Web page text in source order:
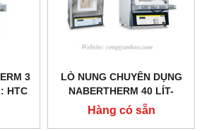
3
HTC
LÒ NUNG CHUYÊN DỤNG
NABERTHERM 40 LÍT-
1200OC MODEL: L40/12
Hàng có sẵn